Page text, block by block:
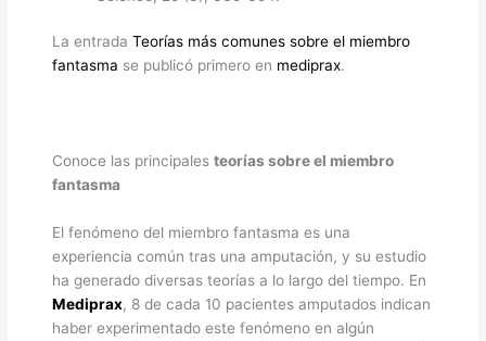
La entradaTeorías más comunes sobre el miembro
fantasma se publicó primero en mediprax.
Conoce las principalesteorías sobre el miembro
fantasma
El fenómeno del miembro fantasma es una
experiencia común tras una amputación, y su estudio
ha generado diversas teorías a lo largo del tiempo. En
Mediprax, 8 de cada 10 pacientes amputados indican
haber experimentado este fenómeno en algún